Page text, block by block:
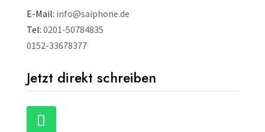
E-Mail: info@saiphone.de
Tel: 0201-50784835
0152-33678377
Jetzt direkt schreiben